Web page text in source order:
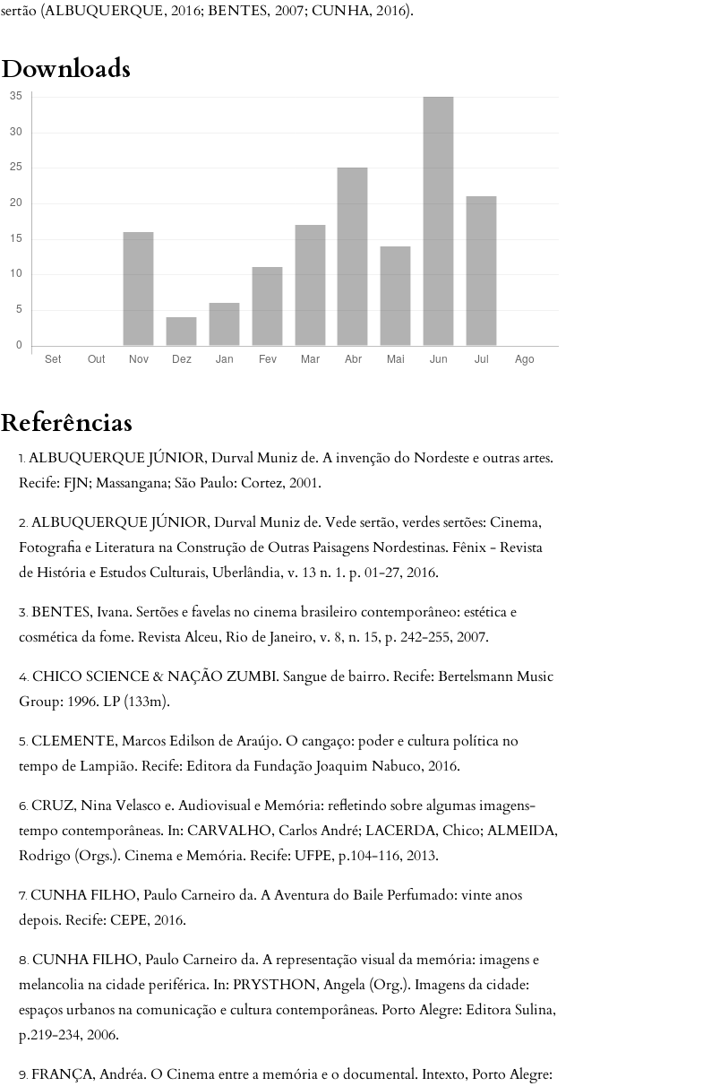
sertão (ALBUQUERQUE, 2016; BENTES, 2007; CUNHA, 2016).
Downloads
Referências
ALBUQUERQUE JÚNIOR, Durval Muniz de. A invenção do Nordeste e outras artes.
Recife: FJN; Massangana; São Paulo: Cortez, 2001.
ALBUQUERQUE JÚNIOR, Durval Muniz de. Vede sertão, verdes sertões: Cinema,
Fotografia e Literatura na Construção de Outras Paisagens Nordestinas. Fênix - Revista
de História e Estudos Culturais, Uberlândia, v. 13 n. 1. p. 01-27, 2016.
BENTES, Ivana. Sertões e favelas no cinema brasileiro contemporâneo: estética e
cosmética da fome. Revista Alceu, Rio de Janeiro, v. 8, n. 15, p. 242-255, 2007.
CHICO SCIENCE & NAÇÃO ZUMBI. Sangue de bairro. Recife: Bertelsmann Music
Group: 1996. LP (133m).
CLEMENTE, Marcos Edilson de Araújo. O cangaço: poder e cultura política no
tempo de Lampião. Recife: Editora da Fundação Joaquim Nabuco, 2016.
CRUZ, Nina Velasco e. Audiovisual e Memória: refletindo sobre algumas imagens-
tempo contemporâneas. In: CARVALHO, Carlos André; LACERDA, Chico; ALMEIDA,
Rodrigo (Orgs.). Cinema e Memória. Recife: UFPE, p.104-116, 2013.
CUNHA FILHO, Paulo Carneiro da. A Aventura do Baile Perfumado: vinte anos
depois. Recife: CEPE, 2016.
CUNHA FILHO, Paulo Carneiro da. A representação visual da memória: imagens e
melancolia na cidade periférica. In: PRYSTHON, Angela (Org.). Imagens da cidade:
espaços urbanos na comunicação e cultura contemporâneas. Porto Alegre: Editora Sulina,
p.219-234, 2006.
FRANÇA, Andréa. O Cinema entre a memória e o documental. Intexto, Porto Alegre: